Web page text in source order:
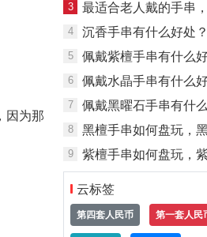
因为那
3 最适合老人戴的手串，
4 沉香手串有什么好处？沉香手串
5 佩戴紫檀手串有什么好处？紫檀手
6 佩戴水晶手串有什么好处？水
7 佩戴黑曜石手串有什么好处？黑曜石
8 黑檀手串如何盘玩，
9 紫檀手串如何盘玩，
云标签
第四套人民币 第一套人民